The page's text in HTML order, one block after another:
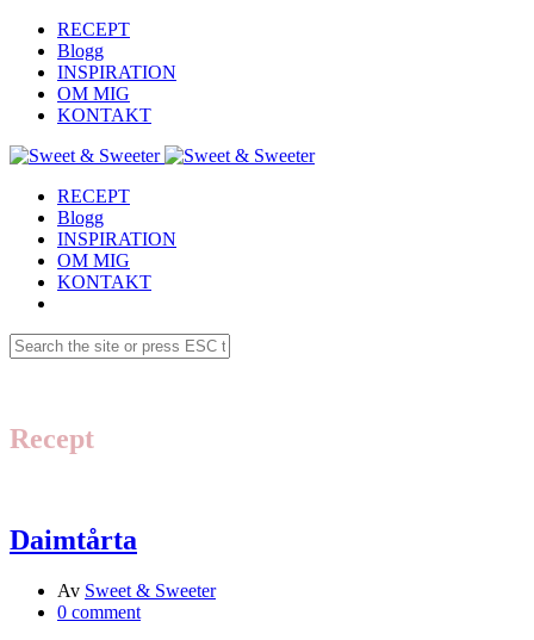
RECEPT
Blogg
INSPIRATION
OM MIG
KONTAKT
RECEPT
Blogg
INSPIRATION
OM MIG
KONTAKT
Recept
Daimtårta
Av Sweet & Sweeter
0 comment